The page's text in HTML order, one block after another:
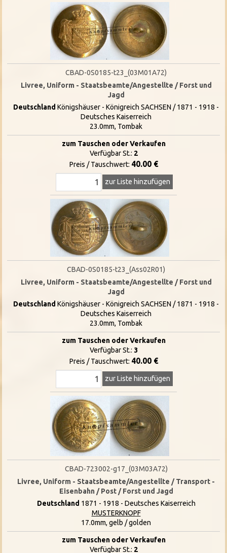
CBAD-0S0185-t23_(03M01A72)
Livree, Uniform - Staatsbeamte/Angestellte / Forst und
Jagd
Deutschland Königshäuser - Königreich SACHSEN / 1871 - 1918 -
Deutsches Kaiserreich
23.0mm, Tombak
zum Tauschen oder Verkaufen
Verfügbar St.: 2
Preis / Tauschwert: 40.00 €
zur Liste hinzufügen
CBAD-0S0185-t23_(Ass02R01)
Livree, Uniform - Staatsbeamte/Angestellte / Forst und
Jagd
Deutschland Königshäuser - Königreich SACHSEN / 1871 - 1918 -
Deutsches Kaiserreich
23.0mm, Tombak
zum Tauschen oder Verkaufen
Verfügbar St.: 3
Preis / Tauschwert: 40.00 €
zur Liste hinzufügen
CBAD-723002-g17_(03M03A72)
Livree, Uniform - Staatsbeamte/Angestellte / Transport -
Eisenbahn / Post / Forst und Jagd
Deutschland 1871 - 1918 - Deutsches Kaiserreich
MUSTERKNOPF
17.0mm, gelb / golden
zum Tauschen oder Verkaufen
Verfügbar St.: 2